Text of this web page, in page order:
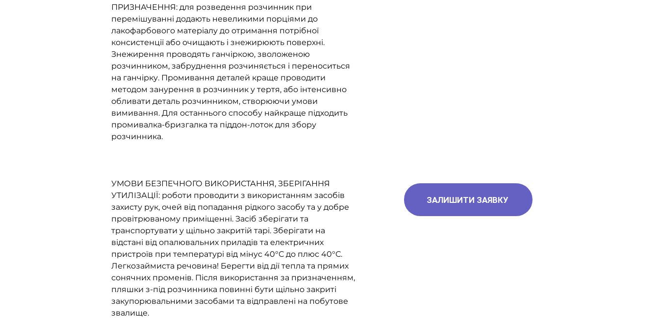
ПРИЗНАЧЕННЯ: для розведення розчинник при
перемішуванні додають невеликими порціями до
лакофарбового матеріалу до отримання потрібної
консистенції або очищають і знежирюють поверхні.
Знежирення проводять ганчіркою, зволоженою
розчинником, забруднення розчиняється і переноситься
на ганчірку. Промивання деталей краще проводити
методом занурення в розчинник у тертя, або інтенсивно
обливати деталь розчинником, створюючи умови
вимивання. Для останнього способу найкраще підходить
промивалка-бризгалка та піддон-лоток для збору
розчинника.
УМОВИ БЕЗПЕЧНОГО ВИКОРИСТАННЯ, ЗБЕРІГАННЯ
УТИЛІЗАЦІЇ: роботи проводити з використанням засобів
захисту рук, очей від попадання рідкого засобу та у добре
провітрюваному приміщенні. Засіб зберігати та
транспортувати у щільно закритій тарі. Зберігати на
відстані від опалювальних приладів та електричних
пристроїв при температурі від мінус 40°С до плюс 40°С.
Легкозаймиста речовина! Берегти від дії тепла та прямих
сонячних променів. Після використання за призначенням,
пляшки з-під розчинника повинні бути щільно закриті
закупорювальними засобами та відправлені на побутове
звалище.
ЗАЛИШИТИ ЗАЯВКУ